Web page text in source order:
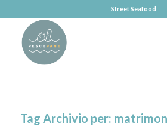
Street Seafood
Tag Archivio per: